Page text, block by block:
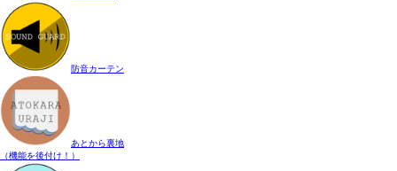
防音カーテン
あとから裏地
（機能を後付け！）